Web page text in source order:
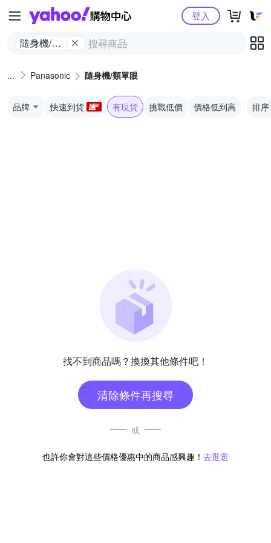
Yahoo購物中心
隨身機/類
登入
Panasonic 隨身機/類單眼
品牌 快速到貨 有現貨 挑戰低價 價格低到高 排序
找不到商品嗎？換換其他條件吧！
清除條件再搜尋
或
也許你會對這些價格優惠中的商品感興趣！ 去逛逛